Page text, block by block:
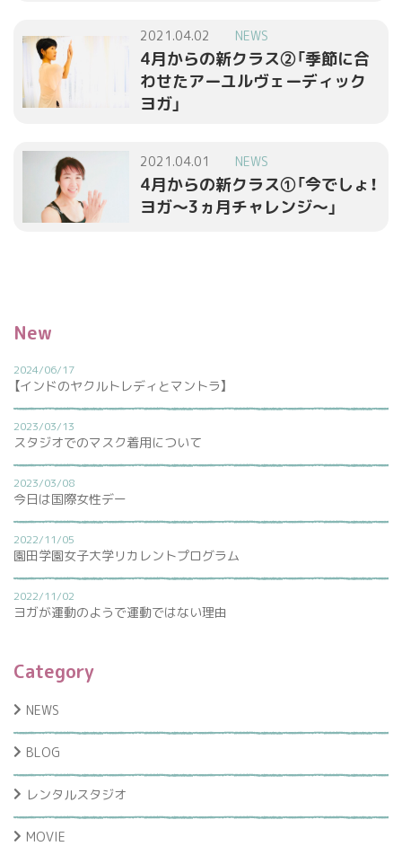
2021.04.02 NEWS
4月からの新クラス②「季節に合
わせたアーユルヴェーディック
ヨガ」
2021.04.01 NEWS
4月からの新クラス①「今でしょ！
ヨガ～3ヵ月チャレンジ～」
New
2024/06/17
【インドのヤクルトレディとマントラ】
2023/03/13
スタジオでのマスク着用について
2023/03/08
今日は国際女性デー
2022/11/05
園田学園女子大学リカレントプログラム
2022/11/02
ヨガが運動のようで運動ではない理由
Category
NEWS
BLOG
レンタルスタジオ
MOVIE